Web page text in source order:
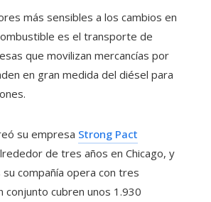
más sensibles a los cambios en
es el transporte de
que movilizan mercancías por
en gran medida del diésel para
su empresa Strong Pact
de tres años en Chicago, y
compañía opera con tres
conjunto cubren unos 1.930